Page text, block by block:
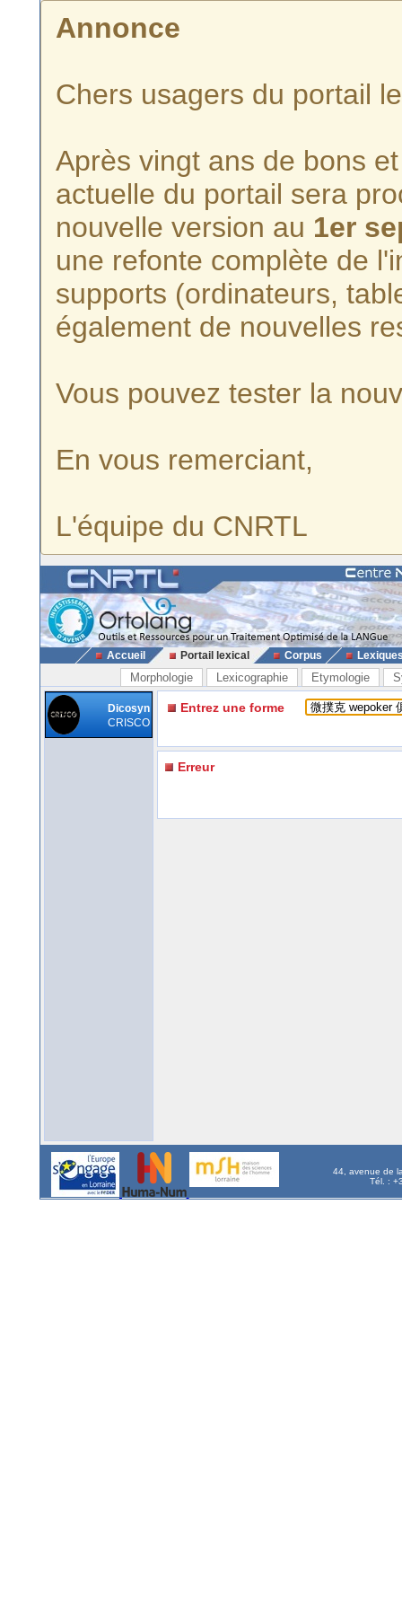
Annonce
Chers usagers du portail
Après vingt ans de bons
actuelle du portail sera
nouvelle version au 1er
une refonte complète de
supports (ordinateurs,
également de nouvelles
Vous pouvez tester la
En vous remerciant,
L'équipe du CNRTL
Accueil Portail lexical Corpus
Morphologie Lexicographie Etymologie
Dicosyn
CRISCO
Entrez une forme
Erreur
44, avenue de
Tél. :